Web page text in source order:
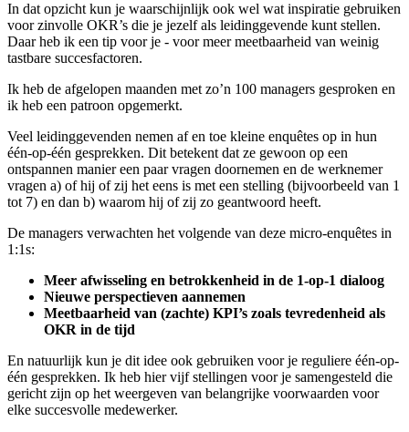
In dat opzicht kun je waarschijnlijk ook wel wat inspiratie gebruiken
voor zinvolle OKR’s die je jezelf als leidinggevende kunt stellen.
Daar heb ik een tip voor je - voor meer meetbaarheid van weinig
tastbare succesfactoren.
Ik heb de afgelopen maanden met zo’n 100 managers gesproken en
ik heb een patroon opgemerkt.
Veel leidinggevenden nemen af en toe kleine enquêtes op in hun
één-op-één gesprekken. Dit betekent dat ze gewoon op een
ontspannen manier een paar vragen doornemen en de werknemer
vragen a) of hij of zij het eens is met een stelling (bijvoorbeeld van 1
tot 7) en dan b) waarom hij of zij zo geantwoord heeft.
De managers verwachten het volgende van deze micro-enquêtes in
1:1s:
Meer afwisseling en betrokkenheid in de 1-op-1 dialoog
Nieuwe perspectieven aannemen
Meetbaarheid van (zachte) KPI’s zoals tevredenheid als
OKR in de tijd
En natuurlijk kun je dit idee ook gebruiken voor je reguliere één-op-
één gesprekken. Ik heb hier vijf stellingen voor je samengesteld die
gericht zijn op het weergeven van belangrijke voorwaarden voor
elke succesvolle medewerker.